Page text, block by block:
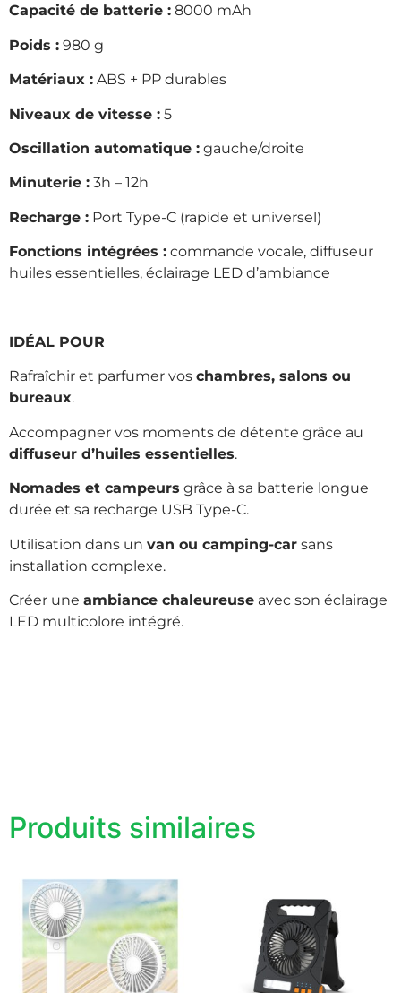
Capacité de batterie : 8000 mAh
Poids : 980 g
Matériaux : ABS + PP durables
Niveaux de vitesse : 5
Oscillation automatique : gauche/droite
Minuterie : 3h – 12h
Recharge : Port Type-C (rapide et universel)
Fonctions intégrées : commande vocale, diffuseur
huiles essentielles, éclairage LED d’ambiance
IDÉAL POUR
Rafraîchir et parfumer vos chambres, salons ou
bureaux.
Accompagner vos moments de détente grâce au
diffuseur d’huiles essentielles.
Nomades et campeurs grâce à sa batterie longue
durée et sa recharge USB Type-C.
Utilisation dans un van ou camping-car sans
installation complexe.
Créer une ambiance chaleureuse avec son éclairage
LED multicolore intégré.
Produits similaires